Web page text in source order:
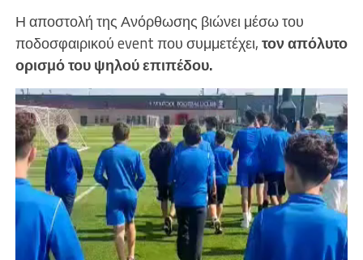
Η αποστολή της Ανόρθωσης βιώνει μέσω του
ποδοσφαιρικού event που συμμετέχει,τον απόλυτο
ορισμό του ψηλού επιπέδου.